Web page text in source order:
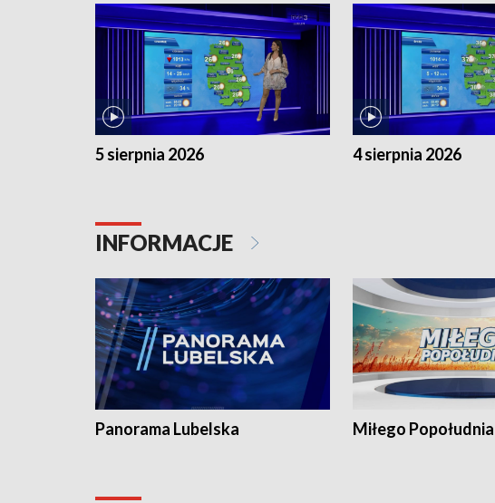
5 sierpnia 2026 4 sierpnia 2026
INFORMACJE
Panorama Lubelska Miłego Popołudnia